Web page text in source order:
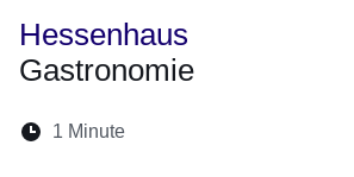
Hessenhaus
Gastronomie
Lesedauer:
1 Minute